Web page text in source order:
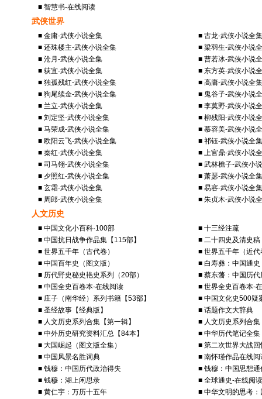
■ 智慧书-在线阅读
武侠世界
■ 金庸-武侠小说全集
■ 古龙-武侠小说全集
■ 还珠楼主-武侠小说全集
■ 梁羽生-武侠小说
■ 沧月-武侠小说全集
■ 曹若冰-武侠小说
■ 荻宜-武侠小说全集
■ 东方英-武侠小说
■ 独孤残红-武侠小说全集
■ 高庸-武侠小说全集
■ 狗尾续金-武侠小说全集
■ 鬼谷子-武侠小说
■ 兰立-武侠小说全集
■ 李莫野-武侠小说
■ 刘定坚-武侠小说全集
■ 柳残阳-武侠小说
■ 马荣成-武侠小说全集
■ 慕容美-武侠小说
■ 欧阳云飞-武侠小说全集
■ 祁钰-武侠小说全集
■ 秦红-武侠小说全集
■ 上官鼎-武侠小说
■ 司马翎-武侠小说全集
■ 武林樵子-武侠小
■ 夕照红-武侠小说全集
■ 萧瑟-武侠小说全集
■ 玄霜-武侠小说全集
■ 易容-武侠小说全集
■ 周郎-武侠小说全集
■ 朱贞木-武侠小说
人文历史
■ 中国文化小百科·100部
■ 十三经注疏
■ 中国抗日战争作品集【115部】
■ 二十四史及清史
■ 世界五千年（古代卷）
■ 世界五千年（近代
■ 中国百年史（图文版）
■ 白寿彝：中国通史
■ 历代野史秘史艳史系列（20部）
■ 蔡东藩：中国历
■ 中国全史百卷本-在线阅读
■ 世界全史百卷本-
■ 庄子（南华经）系列书籍【53部】
■ 中国文化史500疑
■ 圣经故事【经典版】
■ 话题作文大辞典
■ 人文历史系列合集【第一辑】
■ 人文历史系列合
■ 中外历史研究资料汇总【84本】
■ 中华历代笔记全集
■ 大国崛起（图文版全集）
■ 第二次世界大战
■ 中国风景名胜词典
■ 南怀瑾作品在线阅
■ 钱穆：中国历代政治得失
■ 钱穆：中国思想通
■ 钱穆：湖上闲思录
■ 全球通史-在线阅读
■ 黄仁宇：万历十五年
■ 中华文明的思考